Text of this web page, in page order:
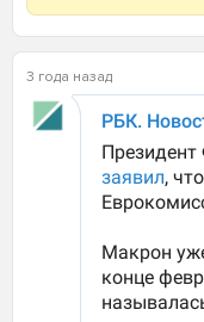
3 года назад